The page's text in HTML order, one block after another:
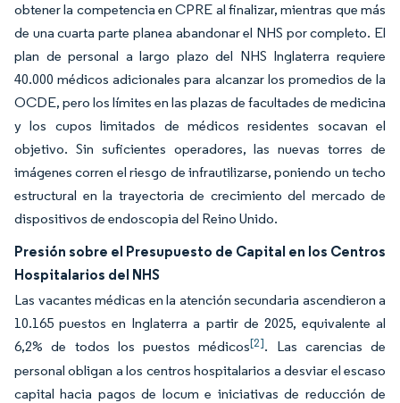
obtener la competencia en CPRE al finalizar, mientras que más
de una cuarta parte planea abandonar el NHS por completo. El
plan de personal a largo plazo del NHS Inglaterra requiere
40.000 médicos adicionales para alcanzar los promedios de la
OCDE, pero los límites en las plazas de facultades de medicina
y los cupos limitados de médicos residentes socavan el
objetivo. Sin suficientes operadores, las nuevas torres de
imágenes corren el riesgo de infrautilizarse, poniendo un techo
estructural en la trayectoria de crecimiento del mercado de
dispositivos de endoscopia del Reino Unido.
Presión sobre el Presupuesto de Capital en los Centros
Hospitalarios del NHS
Las vacantes médicas en la atención secundaria ascendieron a
10.165 puestos en Inglaterra a partir de 2025, equivalente al
6,2% de todos los puestos médicos[2]. Las carencias de
personal obligan a los centros hospitalarios a desviar el escaso
capital hacia pagos de locum e iniciativas de reducción de